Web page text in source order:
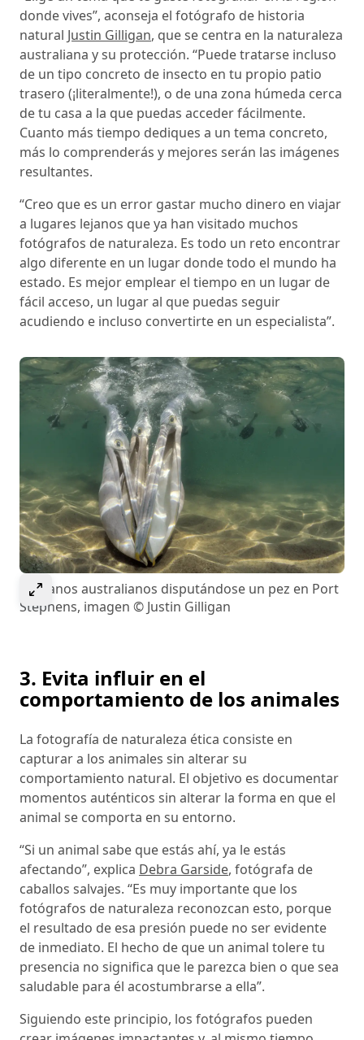
donde vives”, aconseja el fotógrafo de historia
natural Justin Gilligan, que se centra en la naturaleza
australiana y su protección. “Puede tratarse incluso
de un tipo concreto de insecto en tu propio patio
trasero (¡literalmente!), o de una zona húmeda cerca
de tu casa a la que puedas acceder fácilmente.
Cuanto más tiempo dediques a un tema concreto,
más lo comprenderás y mejores serán las imágenes
resultantes.
“Creo que es un error gastar mucho dinero en viajar
a lugares lejanos que ya han visitado muchos
fotógrafos de naturaleza. Es todo un reto encontrar
algo diferente en un lugar donde todo el mundo ha
estado. Es mejor emplear el tiempo en un lugar de
fácil acceso, un lugar al que puedas seguir
acudiendo e incluso convertirte en un especialista”.
Select to expand image
Pelícanos australianos disputándose un pez en Port
Stephens, imagen © Justin Gilligan
3. Evita influir en el
comportamiento de los animales
La fotografía de naturaleza ética consiste en
capturar a los animales sin alterar su
comportamiento natural. El objetivo es documentar
momentos auténticos sin alterar la forma en que el
animal se comporta en su entorno.
“Si un animal sabe que estás ahí, ya le estás
afectando”, explica Debra Garside, fotógrafa de
caballos salvajes. “Es muy importante que los
fotógrafos de naturaleza reconozcan esto, porque
el resultado de esa presión puede no ser evidente
de inmediato. El hecho de que un animal tolere tu
presencia no significa que le parezca bien o que sea
saludable para él acostumbrarse a ella”.
Siguiendo este principio, los fotógrafos pueden